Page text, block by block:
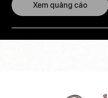
Xem quảng cáo